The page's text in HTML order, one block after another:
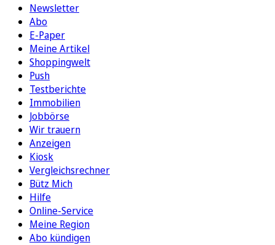
Newsletter
Abo
E-Paper
Meine Artikel
Shoppingwelt
Push
Testberichte
Immobilien
Jobbörse
Wir trauern
Anzeigen
Kiosk
Vergleichsrechner
Bütz Mich
Hilfe
Online-Service
Meine Region
Abo kündigen